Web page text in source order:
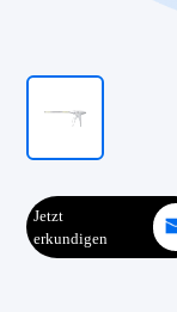
Jetzt
erkundigen